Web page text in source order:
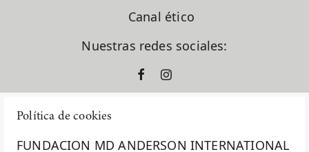
Política de cookies
FUNDACION MD ANDERSON INTERNATIONAL
Canal ético
Nuestras redes sociales: